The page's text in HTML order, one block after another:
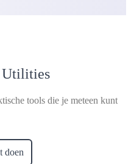
Utilities
tools die je meteen kunt
doen